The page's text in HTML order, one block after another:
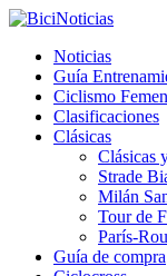
Noticias
Guía
Ciclismo
Clasificaciones
Clásicas
Clásicas
Strade
Milán
Tour de
París-
Guía de compra